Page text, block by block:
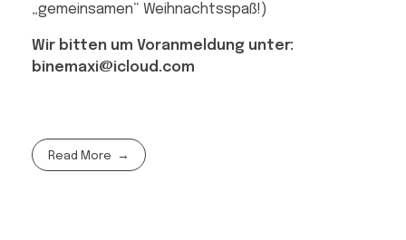
„gemeinsamen“ Weihnachtsspaß!)
Wir bitten um Voranmeldung unter:
binemaxi@icloud.com
Read More